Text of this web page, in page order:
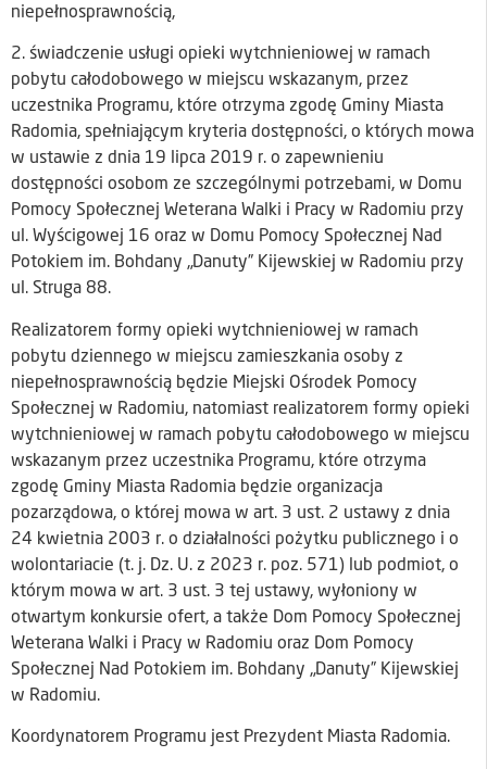
niepełnosprawnością,
2. świadczenie usługi opieki wytchnieniowej w ramach
pobytu całodobowego w miejscu wskazanym, przez
uczestnika Programu, które otrzyma zgodę Gminy Miasta
Radomia, spełniającym kryteria dostępności, o których mowa
w ustawie z dnia 19 lipca 2019 r. o zapewnieniu
dostępności osobom ze szczególnymi potrzebami, w Domu
Pomocy Społecznej Weterana Walki i Pracy w Radomiu przy
ul. Wyścigowej 16 oraz w Domu Pomocy Społecznej Nad
Potokiem im. Bohdany „Danuty” Kijewskiej w Radomiu przy
ul. Struga 88.
Realizatorem formy opieki wytchnieniowej w ramach
pobytu dziennego w miejscu zamieszkania osoby z
niepełnosprawnością będzie Miejski Ośrodek Pomocy
Społecznej w Radomiu, natomiast realizatorem formy opieki
wytchnieniowej w ramach pobytu całodobowego w miejscu
wskazanym przez uczestnika Programu, które otrzyma
zgodę Gminy Miasta Radomia będzie organizacja
pozarządowa, o której mowa w art. 3 ust. 2 ustawy z dnia
24 kwietnia 2003 r. o działalności pożytku publicznego i o
wolontariacie (t. j. Dz. U. z 2023 r. poz. 571) lub podmiot, o
którym mowa w art. 3 ust. 3 tej ustawy, wyłoniony w
otwartym konkursie ofert, a także Dom Pomocy Społecznej
Weterana Walki i Pracy w Radomiu oraz Dom Pomocy
Społecznej Nad Potokiem im. Bohdany „Danuty” Kijewskiej
w Radomiu.
Koordynatorem Programu jest Prezydent Miasta Radomia.